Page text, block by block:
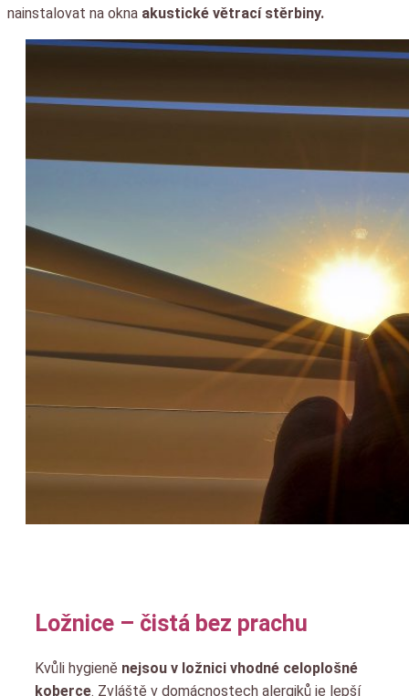
nainstalovat na okna akustické větrací stěrbiny.
Ložnice – čistá bez prachu
Kvůli hygieně nejsou v ložnici vhodné celoplošné
koberce. Zvláště v domácnostech alergiků je lepší